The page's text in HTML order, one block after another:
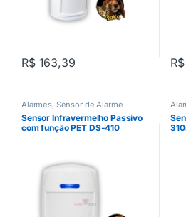
R$163,39 R$
Alarmes, Sensor de Alarme
Sensor Infravermelho Passivo
com função PET DS-410